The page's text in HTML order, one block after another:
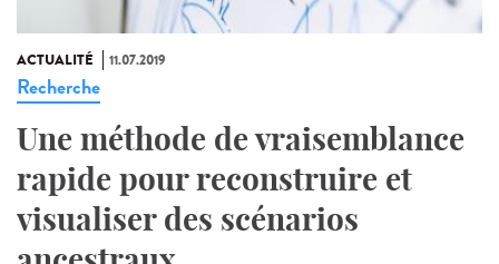
ACTUALITÉ 11.07.2019
Recherche
Une méthode de vraisemblance
rapide pour reconstruire et
visualiser des scénarios